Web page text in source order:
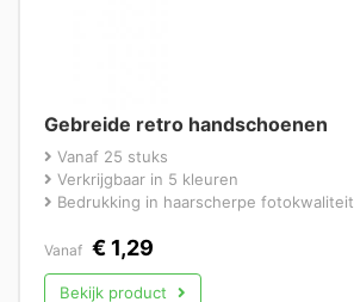
Gebreide retro handschoenen
Vanaf 25 stuks
Verkrijgbaar in 5 kleuren
Bedrukking in haarscherpe fotokwaliteit
Vanaf € 1,29
Bekijk product